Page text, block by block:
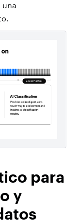
una
para
y